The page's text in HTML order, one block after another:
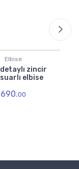
Elbise
zincir
elbise
690.00